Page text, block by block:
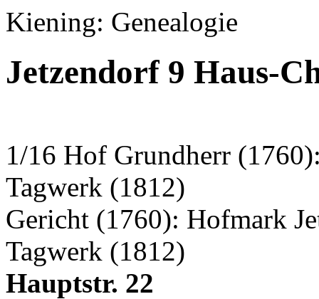
Kiening: Genealogie
Jetzendorf 9 Haus-
1/16 Hof Grundherr
Tagwerk (1812)
Gericht (1760): Hofmark
Tagwerk (1812)
Hauptstr. 22